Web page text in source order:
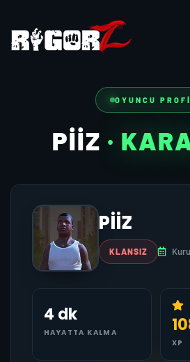
OYUNCU
PİİZ ·
PİİZ
KLANSIZ
4 dk
HAYATTA KALMA
XP